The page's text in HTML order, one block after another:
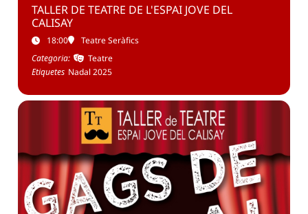
TALLER DE TEATRE DE L'ESPAI JOVE DEL
CALISAY
18:00
Teatre Seràfics
Categoria:
Teatre
Etiquetes Nadal 2025